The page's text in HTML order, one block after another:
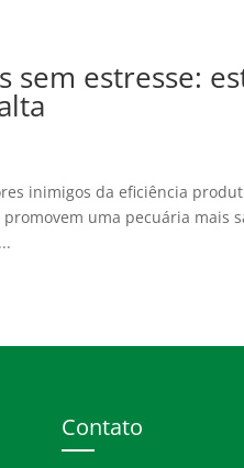
sem estresse:
inimigos da eficiência
uma pecuária mais
Contato